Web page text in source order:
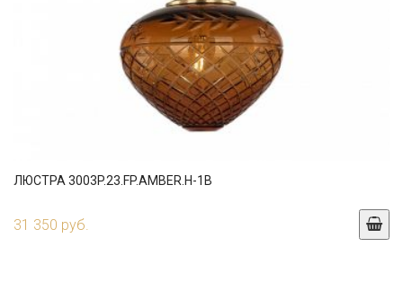
ЛЮСТРА 3003P.23.FP.AMBER.H-1B
31 350 руб.